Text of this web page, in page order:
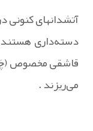
آتشدانهای‌ کنونی‌
دسته‌داری‌ هستند
قاشقی‌ مخصوص‌
می‌ریزند .